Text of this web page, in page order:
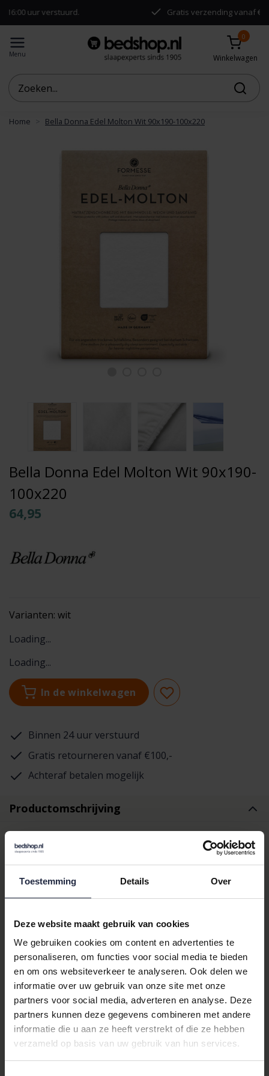
Toestemming Details Over
Deze website maakt gebruik van cookies
We gebruiken cookies om content en advertenties te
personaliseren, om functies voor social media te bieden
en om ons websiteverkeer te analyseren. Ook delen we
informatie over uw gebruik van onze site met onze
partners voor social media, adverteren en analyse. Deze
partners kunnen deze gegevens combineren met andere
informatie die u aan ze heeft verstrekt of die ze hebben
verzameld op basis van uw gebruik van hun services.
verstuurd. Gratis verzending vanaf €50,-
Menu
0
Winkelwagen
Home Bella Donna Edel Molton Wit 90x190-100x220
Bella Donna Edel Molton Wit 90x190-
100x220
64,95
Varianten: wit
Loading...
Loading...
In de winkelwagen
Binnen 24 uur verstuurd
Gratis retourneren vanaf €100,-
Achteraf betalen mogelijk
Productomschrijving
Bella Donna Edel-Molton
De Bella Donna Edel-Molton beschermt het matras tegen vuil
van buitenaf. De 100% katoenen pool zorgt voor een prettig
zacht en absorberende oppervlakte. De unieke samenstelling
temperatuurregulerende werking heeft. Dit product heeft
rondom elastiek waardoor het hoeslaken eenvoudig in gebruik
is en mooi strak op bed blijft liggen. Deze molton past perfect
om matrassen met een hoekhoogte tot 35cm.
Samenstelling Bella Donna
Edel-Molton
De Bella Donna Edel-Molton is gemaakt van 82% katoen, 16%
polyamide, 2% elasthaan (100% katoen in velours). Natuurlijk